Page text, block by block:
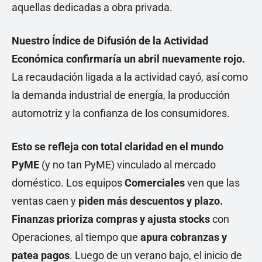
aquellas dedicadas a obra privada.
Nuestro Índice de Difusión de la Actividad
Económica confirmaría un abril nuevamente rojo.
La recaudación ligada a la actividad cayó, así como
la demanda industrial de energía, la producción
automotriz y la confianza de los consumidores.
Esto se refleja con total claridad en el mundo
PyME (y no tan PyME) vinculado al mercado
doméstico. Los equiposComercialesven que las
ventas caen y piden más descuentos y plazo.
Finanzas prioriza compras y ajusta stockscon
Operaciones, al tiempo que apura cobranzas y
patea pagos. Luego de un verano bajo, el inicio de